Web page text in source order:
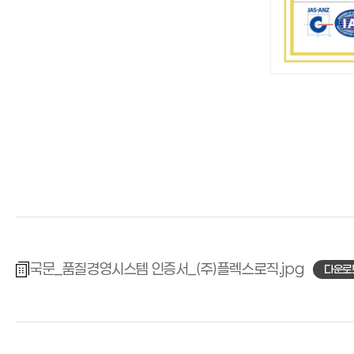
국문_품질경영시스템 인증서_(주)플렉스로직 다운로